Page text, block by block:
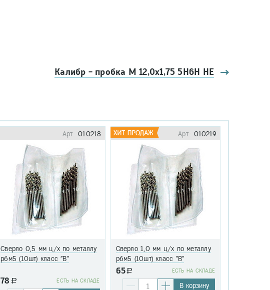
Калибр - пробка М 12,0х1,75 5Н6Н НЕ
Арт.:010218
Сверло 0,5 мм ц/х по металлу
р6м5 (10шт) класс "В"
78 a EСТЬ НА СКЛАДЕ
Арт.: 010219
Сверло 1,0 мм ц/х по металлу
р6м5 (10шт) класс "В"
65a EСТЬ НА СКЛАДЕ
В корзину